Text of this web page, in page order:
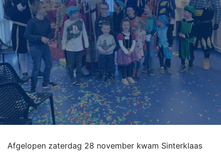
Afgelopen zaterdag 28 november kwam Sinterklaas